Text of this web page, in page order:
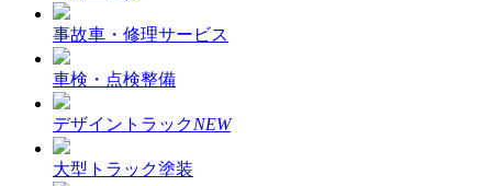
事故車・修理サービス
車検・点検整備
デザイントラックNEW
大型トラック塗装